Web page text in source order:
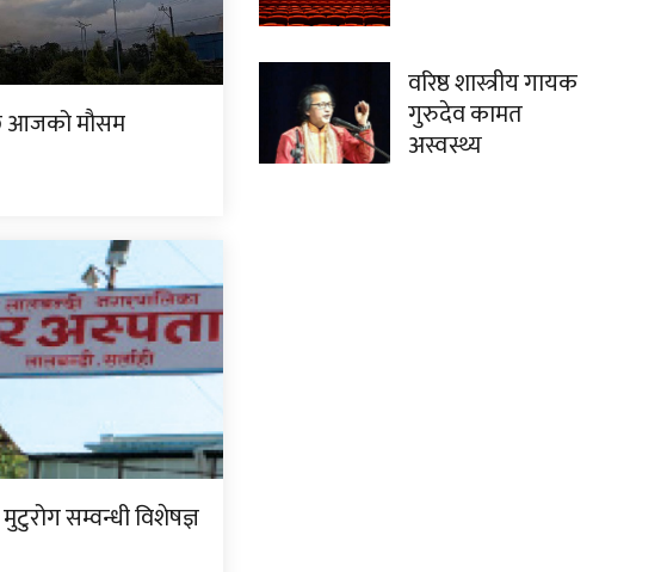
आजको मौसम
सम्वन्धी विशेषज्ञ
वरिष्ठ शास्त्रीय गायक
गुरुदेव कामत
अस्वस्थ्य